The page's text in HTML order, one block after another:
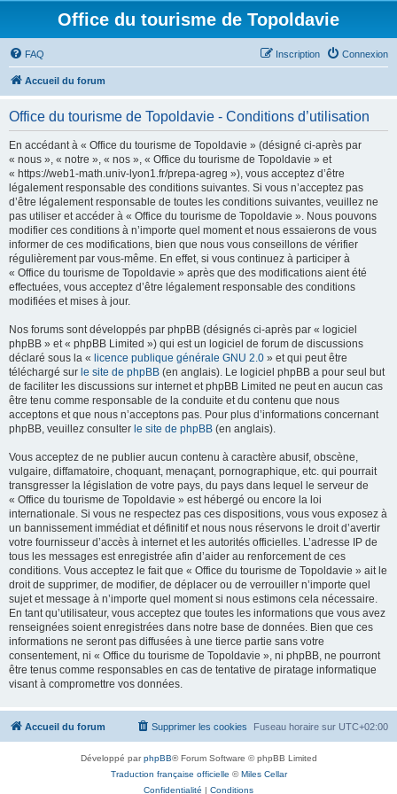
Office du tourisme de Topoldavie
FAQ Connexion
Inscription
Accueil du forum
Office du tourisme de Topoldavie - Conditions d’utilisation
En accédant à « Office du tourisme de Topoldavie » (désigné ci-après par
« nous », « notre », « nos », « Office du tourisme de Topoldavie » et
« https://web1-math.univ-lyon1.fr/prepa-agreg »), vous acceptez d’être
légalement responsable des conditions suivantes. Si vous n’acceptez pas
d’être légalement responsable de toutes les conditions suivantes, veuillez ne
pas utiliser et accéder à « Office du tourisme de Topoldavie ». Nous pouvons
modifier ces conditions à n’importe quel moment et nous essaierons de vous
informer de ces modifications, bien que nous vous conseillons de vérifier
régulièrement par vous-même. En effet, si vous continuez à participer à
« Office du tourisme de Topoldavie » après que des modifications aient été
effectuées, vous acceptez d’être légalement responsable des conditions
modifiées et mises à jour.
Nos forums sont développés par phpBB (désignés ci-après par « logiciel
phpBB » et « phpBB Limited ») qui est un logiciel de forum de discussions
déclaré sous la « licence publique générale GNU 2.0 » et qui peut être
téléchargé sur le site de phpBB (en anglais). Le logiciel phpBB a pour seul but
de faciliter les discussions sur internet et phpBB Limited ne peut en aucun cas
être tenu comme responsable de la conduite et du contenu que nous
acceptons et que nous n’acceptons pas. Pour plus d’informations concernant
phpBB, veuillez consulter le site de phpBB (en anglais).
Vous acceptez de ne publier aucun contenu à caractère abusif, obscène,
vulgaire, diffamatoire, choquant, menaçant, pornographique, etc. qui pourrait
transgresser la législation de votre pays, du pays dans lequel le serveur de
« Office du tourisme de Topoldavie » est hébergé ou encore la loi
internationale. Si vous ne respectez pas ces dispositions, vous vous exposez à
un bannissement immédiat et définitif et nous nous réservons le droit d’avertir
votre fournisseur d’accès à internet et les autorités officielles. L’adresse IP de
tous les messages est enregistrée afin d’aider au renforcement de ces
conditions. Vous acceptez le fait que « Office du tourisme de Topoldavie » ait le
droit de supprimer, de modifier, de déplacer ou de verrouiller n’importe quel
sujet et message à n’importe quel moment si nous estimons cela nécessaire.
En tant qu’utilisateur, vous acceptez que toutes les informations que vous avez
renseignées soient enregistrées dans notre base de données. Bien que ces
informations ne seront pas diffusées à une tierce partie sans votre
consentement, ni « Office du tourisme de Topoldavie », ni phpBB, ne pourront
être tenus comme responsables en cas de tentative de piratage informatique
visant à compromettre vos données.
Accueil du forum Fuseau horaire sur UTC+02:00
Supprimer les cookies
Développé parphpBB® Forum Software © phpBB Limited
Traduction française officielle ©Miles Cellar
Confidentialité | Conditions